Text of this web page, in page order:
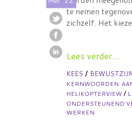
te nemen
zichzelf. Het
Lees verder...
KEES/
KERNWOORDEN:
HELIKOPTERVIEW /
ONDERSTEUNEND
WERKEN